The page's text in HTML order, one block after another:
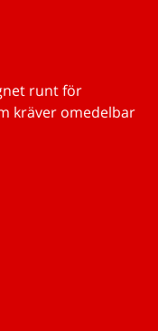
runt för
kräver omedelbar